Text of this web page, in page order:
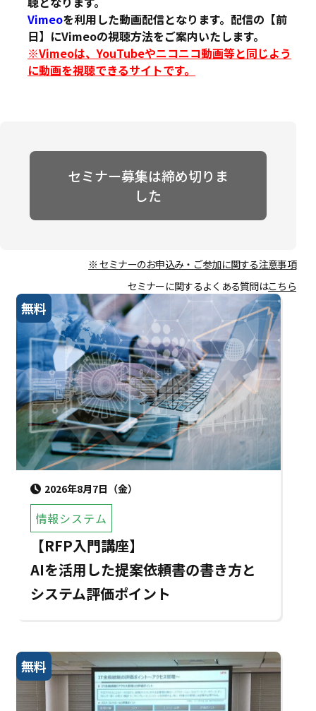
Vimeoを利用した動画配信となります。配信の【前
日】にVimeoの視聴方法をご案内いたします。
※Vimeoは、YouTubeやニコニコ動画等と同じよう
に動画を視聴できるサイトです。
セミナー募集は締め切りま
した
※ セミナーのお申込み・ご参加に関する注意事項
セミナーに関するよくある質問はこちら
無料
2026年8月7日（金）
情報システム
【RFP入門講座】
AIを活用した提案依頼書の書き方と
システム評価ポイント
無料